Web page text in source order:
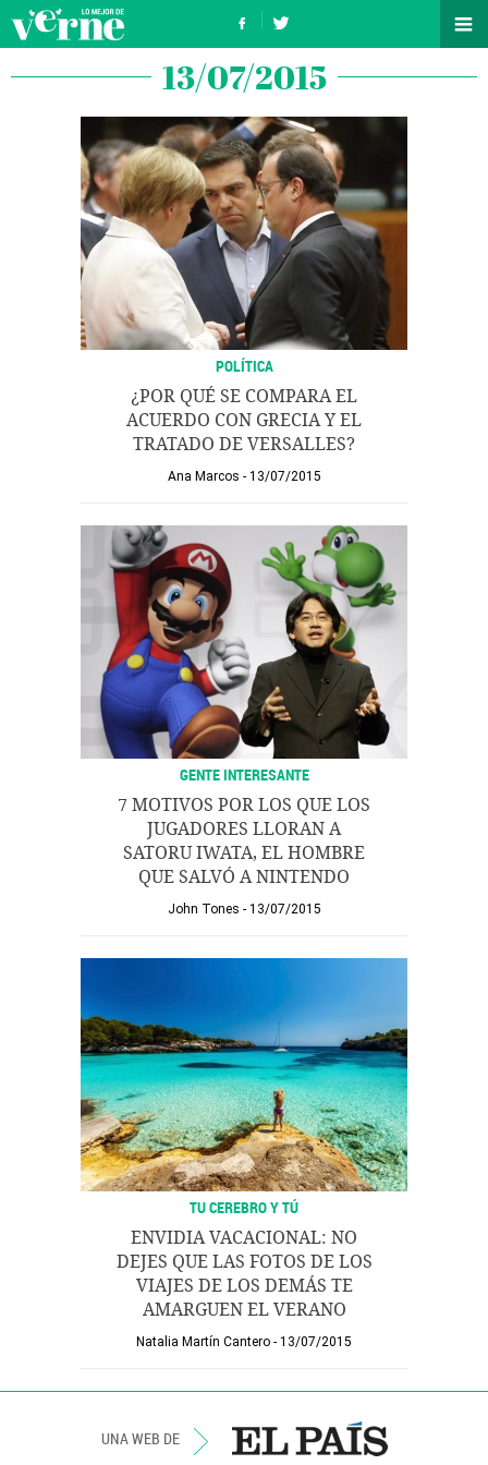
13/07/2015
POLÍTICA
¿POR QUÉ SE COMPARA EL
ACUERDO CON GRECIA Y EL
TRATADO DE VERSALLES?
Ana Marcos 13/07/2015
GENTE INTERESANTE
7 MOTIVOS POR LOS QUE LOS
JUGADORES LLORAN A
SATORU IWATA, EL HOMBRE
QUE SALVÓ A NINTENDO
John Tones 13/07/2015
TU CEREBRO Y TÚ
ENVIDIA VACACIONAL: NO
DEJES QUE LAS FOTOS DE LOS
VIAJES DE LOS DEMÁS TE
AMARGUEN EL VERANO
Natalia Martín Cantero 13/07/2015
UNA WEB DE